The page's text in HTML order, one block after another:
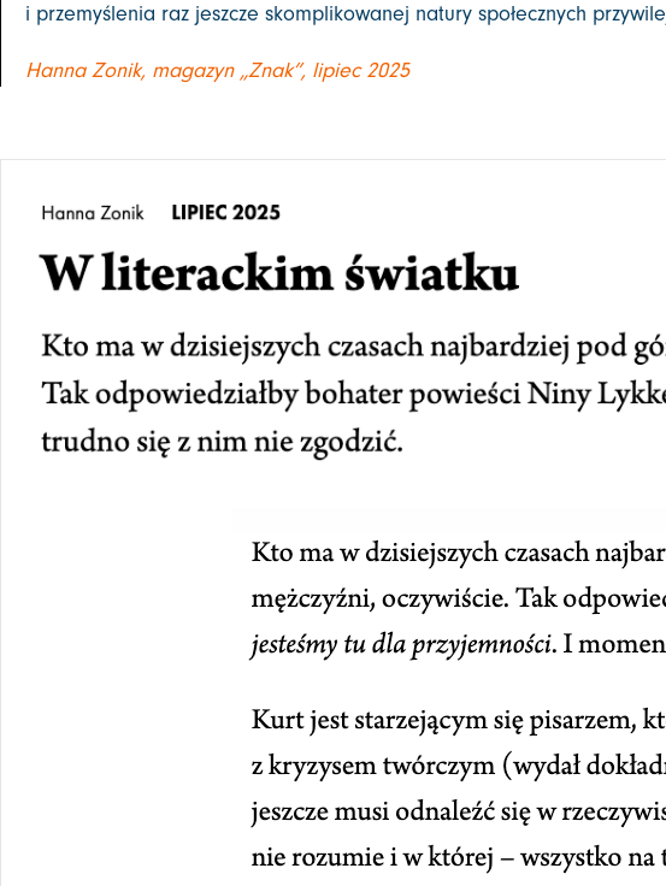
i przemyślenia raz jeszcze skomplikowanej natury społecznych
Hanna Zonik, magazyn „Znak”, lipiec 2025